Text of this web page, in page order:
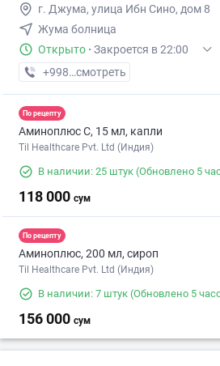
г. Джума, улица Ибн Сино, дом 8
Жума болница
Открыто · Закроется в 22:00
+998 (77) XXX-XX-XX
смотреть
По рецепту
Аминоплюс С, 15 мл, капли
Til Healthcare Pvt. Ltd (Индия)
В наличии: 25 штук (Обновлено 5
118 000 сум
По рецепту
Аминоплюс, 200 мл, сироп
Til Healthcare Pvt. Ltd (Индия)
В наличии: 7 штук (Обновлено 5
156 000 сум